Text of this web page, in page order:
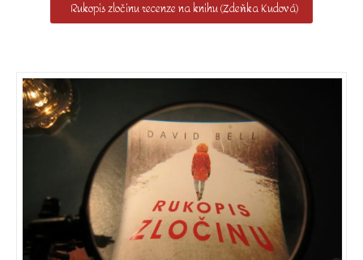
Rukopis zločinu recenze na knihu (Zdeňka Kudová)